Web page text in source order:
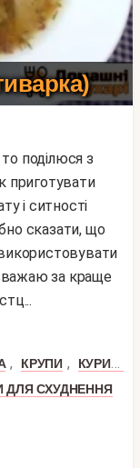
приготувати
і ситності
сказати, що
за краще
, КРУПИ ,
КУРИНІ НІЖКИ
ДЛЯ СХУДНЕННЯ